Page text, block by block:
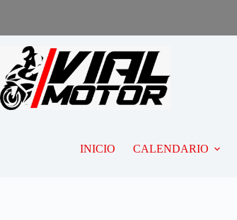
INICIO CALENDARIO